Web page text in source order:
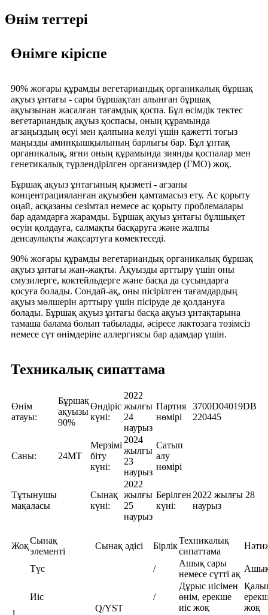
Өнім тегтері
Өнімге кіріспе
90% жоғары құрамды вегетариандық органикалық бұршақ
ақуыз ұнтағы - сары бұршақтан алынған бұршақ
ақуызынан жасалған тағамдық қоспа. Бұл өсімдік тектес
вегетариандық ақуыз қоспасы, оның құрамында
ағзаңыздың өсуі мен қалпына келуі үшін қажетті тоғыз
маңызды аминқышқылының барлығы бар. Бұл ұнтақ
органикалық, яғни оның құрамында зиянды қоспалар мен
генетикалық түрлендірілген организмдер (ГМО) жоқ.
Бұршақ ақуыз ұнтағының қызметі - ағзаны
концентрацияланған ақуызбен қамтамасыз ету. Ас қорыту
оңай, асқазаны сезімтал немесе ас қорыту проблемалары
бар адамдарға жарамды. Бұршақ ақуыз ұнтағы бұлшықет
өсуін қолдауға, салмақты басқаруға және жалпы
денсаулықты жақсартуға көмектеседі.
90% жоғары құрамды вегетариандық органикалық бұршақ
ақуыз ұнтағы жан-жақты. Ақуызды арттыру үшін оны
смузилерге, коктейльдерге және басқа да сусындарға
қосуға болады. Сондай-ақ, оны пісірілген тағамдардың
ақуыз мөлшерін арттыру үшін пісіруде де қолдануға
болады. Бұршақ ақуыз ұнтағы басқа ақуыз ұнтақтарына
тамаша балама болып табылады, әсіресе лактозаға төзімсіз
немесе сүт өнімдеріне аллергиясы бар адамдар үшін.
Техникалық сипаттама
Өнім
атауы:
Бұршақ
ақуызы
90%
Өндіріс
күні:
2022
жылғы
24
наурыз
Партия
нөмірі
3700D04019DB
220445
Саны: 24MT
Мерзімі
біту
күні:
2024
жылғы
23
наурыз
Сатып
алу
нөмірі
Тұтынушы
мақаласы
Сынақ
күні:
2022
жылғы
25
наурыз
Берілген
күні:
2022 жылғы 28
наурыз
Жоқ
Сынақ
элементі
Сынақ әдісі Бірлік
Техникалық
сипаттама
Түс
Q/YST
/
Ашық сары
немесе сүтті ақ
Иіс /
Дұрыс иісімен
өнім, ерекше
иіс жоқ
жоқ